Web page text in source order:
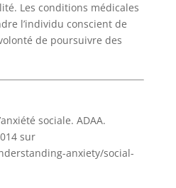
Les conditions médicales
l’individu conscient de
de poursuivre des
sociale. ADAA.
sur
anxiety/social-